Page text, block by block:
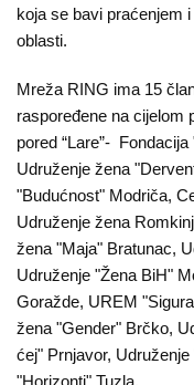
nama
Mir
sa
ženskim
licem
Sigurna
kuća
Pravna
koja se bavi praćenjem
oblasti.
Mreža RING ima 15
raspoređene na cijelom
pored “Lare”-
Udruženje žena
"Budućnost" Modriča,
Udruženje žena
žena "Maja" Bratunac,
Udruženje "Žena BiH"
Goražde, UREM
žena "Gender" Brčko,
ćej" Prnjavor,
"Horizonti" Tuzla.